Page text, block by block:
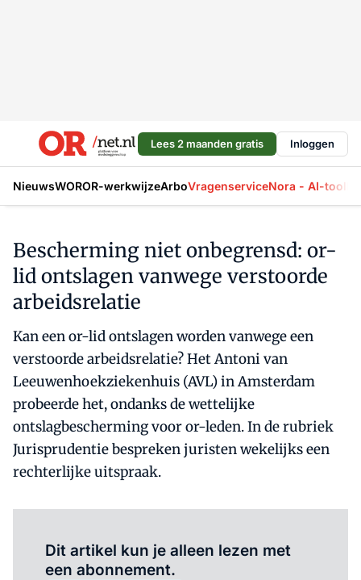
Lees 2 maanden gratis Inloggen
NieuwsWOROR-werkwijzeArboVragenserviceNora - AI-tool
Bescherming niet onbegrensd: or-
lid ontslagen vanwege verstoorde
arbeidsrelatie
Kan een or-lid ontslagen worden vanwege een
verstoorde arbeidsrelatie? Het Antoni van
Leeuwenhoekziekenhuis (AVL) in Amsterdam
probeerde het, ondanks de wettelijke
ontslagbescherming voor or-leden. In de rubriek
Jurisprudentie bespreken juristen wekelijks een
rechterlijke uitspraak.
Dit artikel kun je alleen lezen met
een abonnement.